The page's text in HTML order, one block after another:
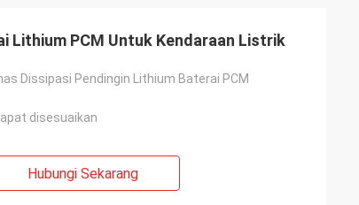
Lithium PCM Untuk Kendaraan Listrik
Dissipasi Pendingin Lithium Baterai PCM
disesuaikan
Hubungi Sekarang